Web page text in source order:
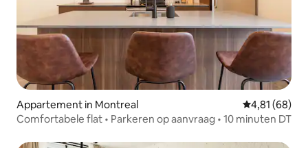
Appartement in Montreal Gemiddelde
4,81 (68)
Comfortabele flat • Parkeren op aanvraag • 10 minuten DT